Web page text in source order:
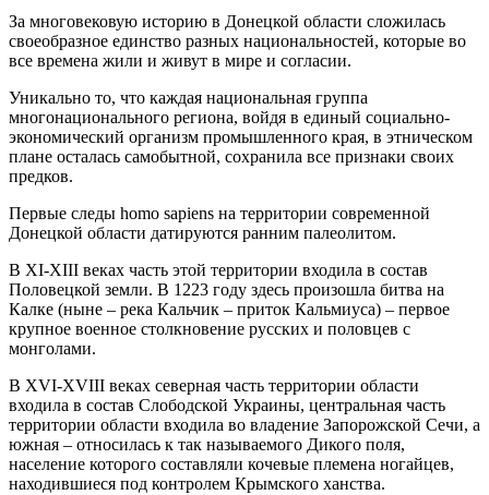
За многовековую историю в Донецкой области сложилась
своеобразное единство разных национальностей, которые во
все времена жили и живут в мире и согласии.
Уникально то, что каждая национальная группа
многонационального региона, войдя в единый социально-
экономический организм промышленного края, в этническом
плане осталась самобытной, сохранила все признаки своих
предков.
Первые следы homo sapiens на территории современной
Донецкой области датируются ранним палеолитом.
В XI-XIII веках часть этой территории входила в состав
Половецкой земли. В 1223 году здесь произошла битва на
Калке (ныне – река Кальчик – приток Кальмиуса) – первое
крупное военное столкновение русских и половцев с
монголами.
В XVI-XVIII веках северная часть территории области
входила в состав Слободской Украины, центральная часть
территории области входила во владение Запорожской Сечи, а
южная – относилась к так называемого Дикого поля,
население которого составляли кочевые племена ногайцев,
находившиеся под контролем Крымского ханства.